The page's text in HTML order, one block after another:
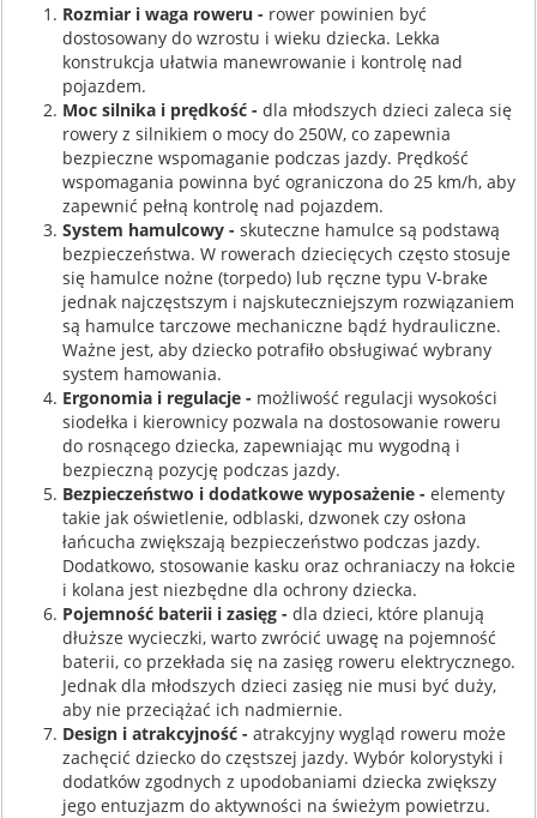
Rozmiar i waga roweru - rower powinien być
dostosowany do wzrostu i wieku dziecka. Lekka
konstrukcja ułatwia manewrowanie i kontrolę nad
pojazdem.
Moc silnika i prędkość - dla młodszych dzieci zaleca się
rowery z silnikiem o mocy do 250W, co zapewnia
bezpieczne wspomaganie podczas jazdy. Prędkość
wspomagania powinna być ograniczona do 25 km/h, aby
zapewnić pełną kontrolę nad pojazdem.
System hamulcowy - skuteczne hamulce są podstawą
bezpieczeństwa. W rowerach dziecięcych często stosuje
się hamulce nożne (torpedo) lub ręczne typu V-brake
jednak najczęstszym i najskuteczniejszym rozwiązaniem
są hamulce tarczowe mechaniczne bądź hydrauliczne.
Ważne jest, aby dziecko potrafiło obsługiwać wybrany
system hamowania.​
Ergonomia i regulacje - możliwość regulacji wysokości
siodełka i kierownicy pozwala na dostosowanie roweru
do rosnącego dziecka, zapewniając mu wygodną i
bezpieczną pozycję podczas jazdy.
Bezpieczeństwo i dodatkowe wyposażenie - elementy
takie jak oświetlenie, odblaski, dzwonek czy osłona
łańcucha zwiększają bezpieczeństwo podczas jazdy.
Dodatkowo, stosowanie kasku oraz ochraniaczy na łokcie
i kolana jest niezbędne dla ochrony dziecka.​
Pojemność baterii i zasięg - dla dzieci, które planują
dłuższe wycieczki, warto zwrócić uwagę na pojemność
baterii, co przekłada się na zasięg roweru elektrycznego.
Jednak dla młodszych dzieci zasięg nie musi być duży,
aby nie przeciążać ich nadmiernie.​
Design i atrakcyjność - atrakcyjny wygląd roweru może
zachęcić dziecko do częstszej jazdy. Wybór kolorystyki i
dodatków zgodnych z upodobaniami dziecka zwiększy
jego entuzjazm do aktywności na świeżym powietrzu.